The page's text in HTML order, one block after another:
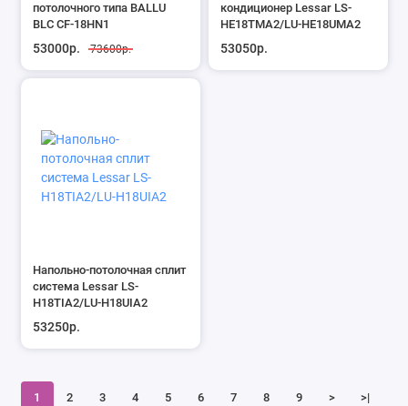
потолочного типа BALLU
BLC CF-18HN1
53000р. 73600р.
кондиционер Lessar LS-
HE18TMA2/LU-HE18UMA2
53050р.
Напольно-потолочная сплит
система Lessar LS-
H18TIA2/LU-H18UIA2
53250р.
1 2 3 4 5 6 7 8 9 > >|